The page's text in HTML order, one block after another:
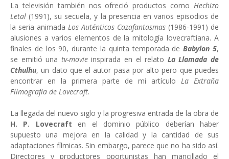
La televisión también nos ofreció productos como Hechizo
Letal (1991), su secuela, y la presencia en varios episodios de
la seria animada Los Auténticos Cazafantasmas (1986-1991) de
alusiones a varios elementos de la mitología lovecraftiana. A
finales de los 90, durante la quinta temporada deBabylon 5,
se emitió una tv-movieinspirada en el relato La Llamada de
Cthulhu, un dato que el autor pasa por alto pero que puedes
encontrar en la primera parte de mi artículo La Extraña
Filmografía de Lovecraft.
La llegada del nuevo siglo y la progresiva entrada de la obra de
H. P. Lovecraft en el dominio público deberían haber
supuesto una mejora en la calidad y la cantidad de sus
adaptaciones fílmicas. Sin embargo, parece que no ha sido así.
Directores y productores oportunistas han mancillado el